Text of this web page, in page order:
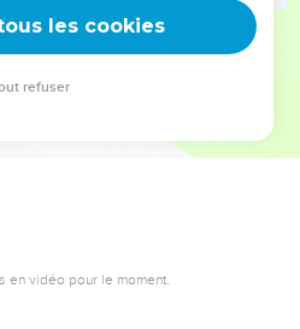
famille, leur expérience est faite
en vidéo pour le moment.
les cookies
refuser